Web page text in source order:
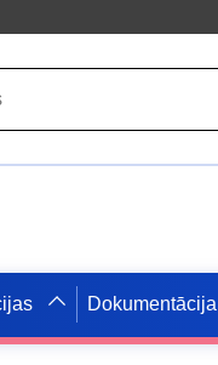
Dokumentācija